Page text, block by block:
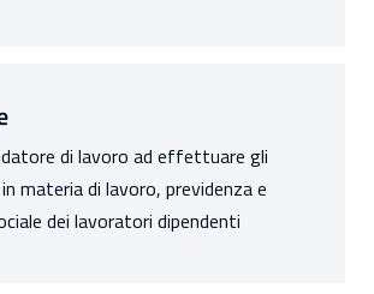
di lavoro ad effettuare gli
materia di lavoro, previdenza e
dei lavoratori dipendenti